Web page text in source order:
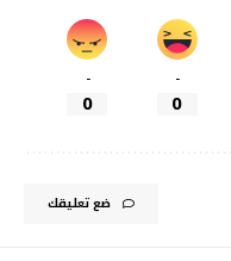
-
0
-
0
ضع تعليقك